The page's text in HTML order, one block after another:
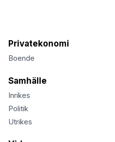
Privatekonomi
Boende
Samhälle
Inrikes
Politik
Utrikes